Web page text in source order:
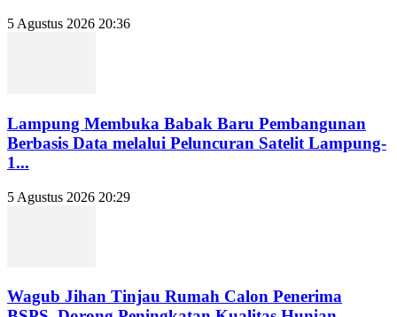
5 Agustus 2026 20:36
Lampung Membuka Babak Baru Pembangunan
Berbasis Data melalui Peluncuran Satelit Lampung-
1...
5 Agustus 2026 20:29
Wagub Jihan Tinjau Rumah Calon Penerima